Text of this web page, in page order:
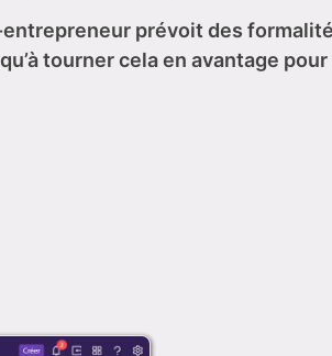
prévoit des
tourner cela en avantage